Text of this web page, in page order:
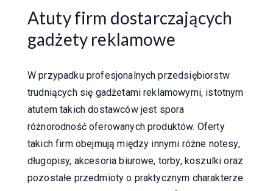
Atuty firm dostarczających
gadżety reklamowe
W przypadku profesjonalnych przedsiębiorstw
trudniących się gadżetami reklamowymi, istotnym
atutem takich dostawców jest spora
różnorodność oferowanych produktów. Oferty
takich firm obejmują między innymi różne notesy,
długopisy, akcesoria biurowe, torby, koszulki oraz
pozostałe przedmioty o praktycznym charakterze.